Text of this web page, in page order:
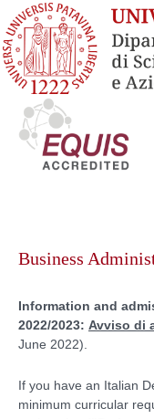
contenuto
Business
Information and
2022/2023: Avviso di
June 2022).
If you have an Italian
minimum curricular